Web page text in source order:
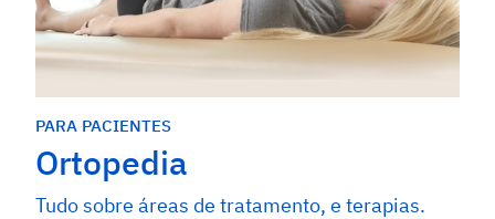
PARA PACIENTES
Ortopedia
Tudo sobre áreas de tratamento, e terapias.